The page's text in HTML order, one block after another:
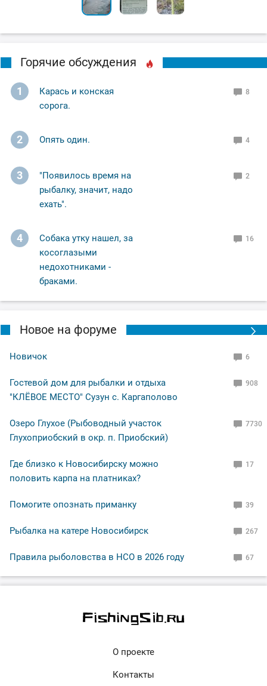
Горячие обсуждения
1
Карась и конская
сорога.
8
2 Опять один. 4
3
"Появилось время на
рыбалку, значит, надо
ехать".
2
4
Собака утку нашел, за
косоглазыми
недохотниками -
браками.
16
Новое на форуме
Новичок 6
Гостевой дом для рыбалки и отдыха
"КЛЁВОЕ МЕСТО" Сузун с. Каргаполово
908
Озеро Глухое (Рыбоводный участок
Глухоприобский в окр. п. Приобский)
7730
Где близко к Новосибирску можно
половить карпа на платниках?
17
Помогите опознать приманку 39
Рыбалка на катере Новосибирск 267
Правила рыболовства в НСО в 2026 году 67
О проекте
Контакты